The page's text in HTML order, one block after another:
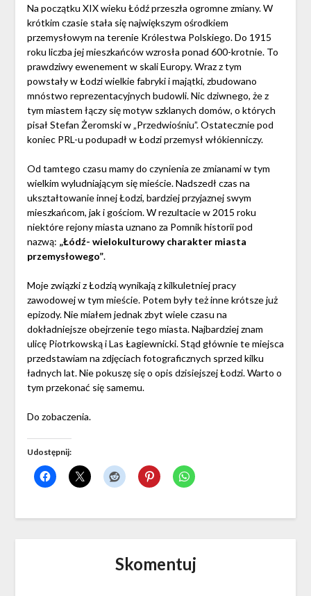
Na początku XIX wieku Łódź przeszła ogromne zmiany. W
krótkim czasie stała się największym ośrodkiem
przemysłowym na terenie Królestwa Polskiego. Do 1915
roku liczba jej mieszkańców wzrosła ponad 600-krotnie. To
prawdziwy ewenement w skali Europy. Wraz z tym
powstały w Łodzi wielkie fabryki i majątki, zbudowano
mnóstwo reprezentacyjnych budowli. Nic dziwnego, że z
tym miastem łączy się motyw szklanych domów, o których
pisał Stefan Żeromski w „Przedwiośniu”. Ostatecznie pod
koniec PRL-u podupadł w Łodzi przemysł włókienniczy.
Od tamtego czasu mamy do czynienia ze zmianami w tym
wielkim wyludniającym się mieście. Nadszedł czas na
ukształtowanie innej Łodzi, bardziej przyjaznej swym
mieszkańcom, jak i gościom. W rezultacie w 2015 roku
niektóre rejony miasta uznano za Pomnik historii pod
nazwą: „Łódź- wielokulturowy charakter miasta
przemysłowego”.
Moje związki z Łodzią wynikają z kilkuletniej pracy
zawodowej w tym mieście. Potem były też inne krótsze już
epizody. Nie miałem jednak zbyt wiele czasu na
dokładniejsze obejrzenie tego miasta. Najbardziej znam
ulicę Piotrkowską i Las Łagiewnicki. Stąd głównie te miejsca
przedstawiam na zdjęciach fotograficznych sprzed kilku
ładnych lat. Nie pokuszę się o opis dzisiejszej Łodzi. Warto o
tym przekonać się samemu.
Do zobaczenia.
Udostępnij:
Skomentuj